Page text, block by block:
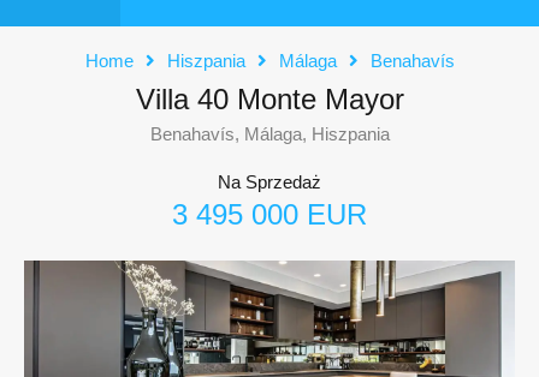
Home Hiszpania Málaga Benahavís
Villa 40 Monte Mayor
Benahavís, Málaga, Hiszpania
Na Sprzedaż
3 495 000 EUR